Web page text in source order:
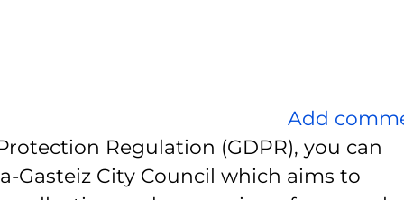
Add
Regulation (GDPR), you can
Gasteiz City Council which aims to